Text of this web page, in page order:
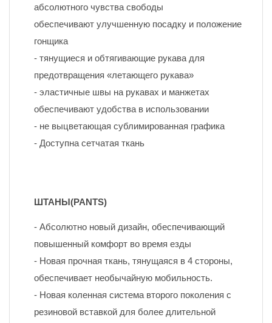
абсолютного чувства свободы
обеспечивают улучшенную посадку и положение
гонщика
- тянущиеся и обтягивающие рукава для
предотвращения «летающего рукава»
- эластичные швы на рукавах и манжетах
обеспечивают удобства в использовании
- не выцветающая сублимированная графика
- Доступна сетчатая ткань
ШТАНЫ(PANTS)
- Абсолютно новый дизайн, обеспечивающий
повышенный комфорт во время езды
- Новая прочная ткань, тянущаяся в 4 стороны,
обеспечивает необычайную мобильность.
- Новая коленная система второго поколения с
резиновой вставкой для более длительной